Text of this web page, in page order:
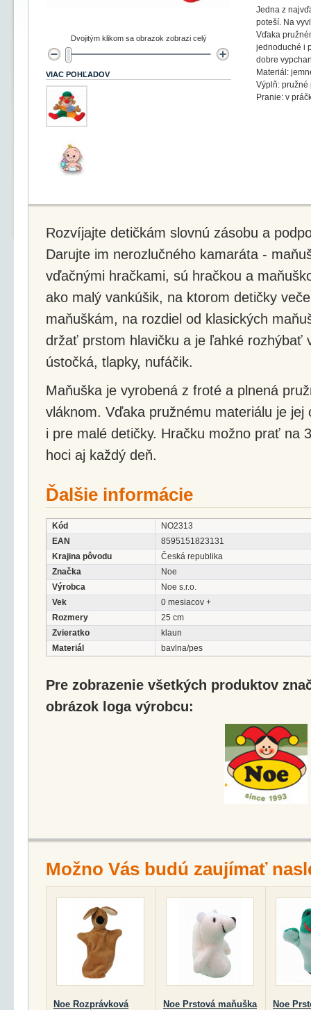
Jedna z
poteší. Na
Vďaka
jednoduché i
dobre
Materiál:
Výplň: pružné
Pranie: v
Dvojitým klikom sa obrazok zobrazi celý
VIAC POHĽADOV
Rozvíjajte detičkám slovnú zásobu a
Darujte im nerozlučného kamaráta -
vďačnými hračkami, sú hračkou a
ako malý vankúšik, na ktorom detičky
maňuškám, na rozdiel od klasických
držať prstom hlavičku a je ľahké rozhýbať
ústočká, tlapky, nufáčik.
Maňuška je vyrobená z froté a plnená
vláknom. Vďaka pružnému materiálu je jej
i pre malé detičky. Hračku možno prať na
hoci aj každý deň.
Ďalšie informácie
Kód
NO2313
EAN
8595151823131
Krajina pôvodu
Česká republika
Značka
Noe
Výrobca
Noe s.r.o.
Vek
0 mesiacov +
Rozmery
25 cm
Zvieratko
klaun
Materiál
bavlna/pes
Pre zobrazenie všetkých produktov
obrázok loga výrobcu:
Možno Vás budú zaujímať
Noe Rozprávková
Noe Prstová maňuška
Noe